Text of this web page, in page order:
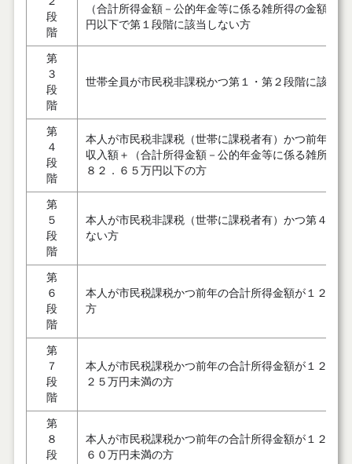
段
階
（合計所得金額－公的年金等に係る雑所得の金額）
円以下で第１段階に該当しない方
第
３
段
階
世帯全員が市民税非課税かつ第１・第２段階に該当し
第
４
段
階
本人が市民税非課税（世帯に課税者有）かつ前年の
収入額＋（合計所得金額－公的年金等に係る雑所得
８２．６５万円以下の方
第
５
段
階
本人が市民税非課税（世帯に課税者有）かつ第４段
ない方
第
６
段
階
本人が市民税課税かつ前年の合計所得金額が１２０
方
第
７
段
階
本人が市民税課税かつ前年の合計所得金額が１２０
２５万円未満の方
第
８
段
本人が市民税課税かつ前年の合計所得金額が１２５
６０万円未満の方